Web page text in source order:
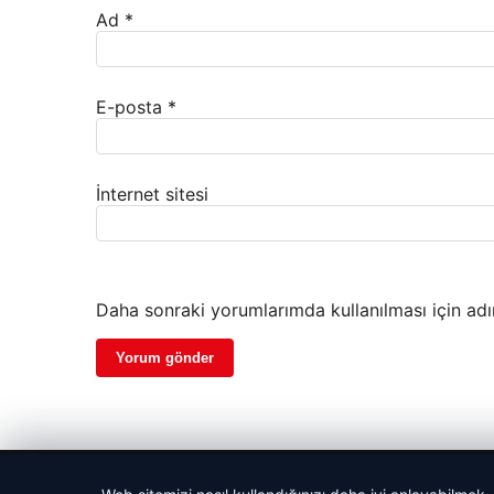
Ad *
E-posta *
İnternet sitesi
Daha sonraki yorumlarımda kullanılması için